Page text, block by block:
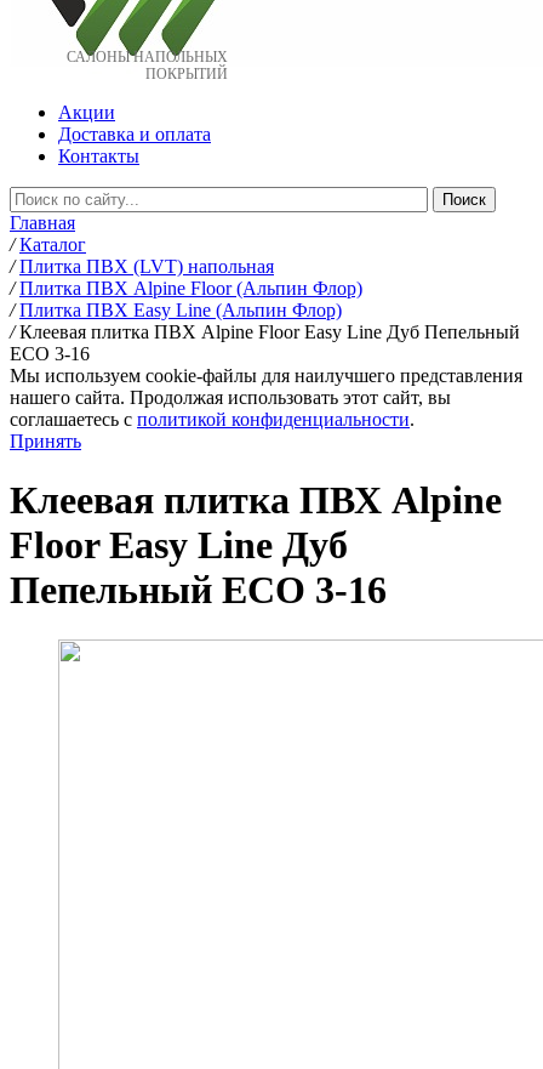
САЛОНЫ НАПОЛЬНЫХ
ПОКРЫТИЙ
Акции
Доставка и оплата
Контакты
Главная
/ Каталог
/ Плитка ПВХ (LVT) напольная
/ Плитка ПВХ Alpine Floor (Альпин Флор)
/ Плитка ПВХ Easy Line (Альпин Флор)
/ Клеевая плитка ПВХ Alpine Floor Easy Line Дуб Пепельный
ЕСО 3-16
Мы используем cookie-файлы для наилучшего представления
нашего сайта. Продолжая использовать этот сайт, вы
соглашаетесь c политикой конфиденциальности.
Принять
Клеевая плитка ПВХ Alpine
Floor Easy Line Дуб
Пепельный ЕСО 3-16